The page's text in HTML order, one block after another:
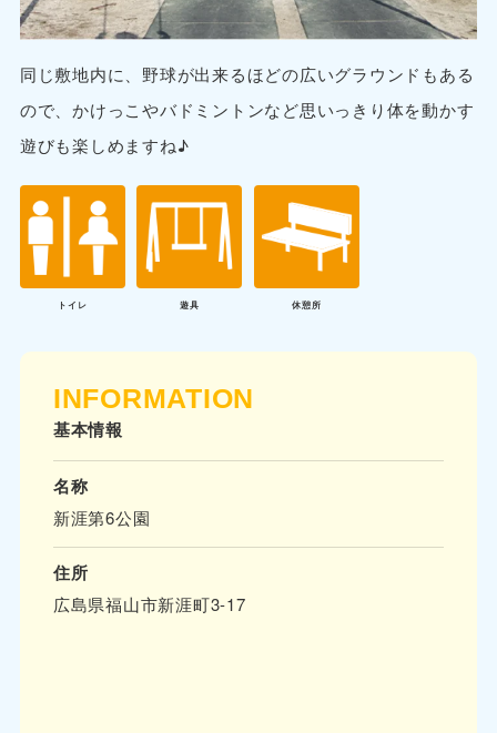
同じ敷地内に、野球が出来るほどの広いグラウンドもある
ので、かけっこやバドミントンなど思いっきり体を動かす
遊びも楽しめますね♪
トイレ 遊具 休憩所
INFORMATION
基本情報
名称
新涯第6公園
住所
広島県福山市新涯町3-17